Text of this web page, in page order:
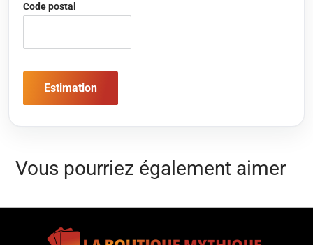
Code postal
Estimation
Vous pourriez également aimer